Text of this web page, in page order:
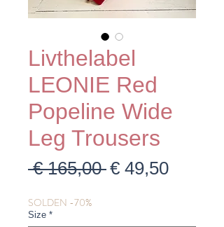
Livthelabel
LEONIE Red
Popeline Wide
Leg Trousers
€ 165,00 Normale
€ 49,50
SOLDEN -70%
Size *